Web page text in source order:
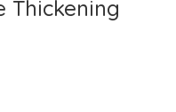
Thickening